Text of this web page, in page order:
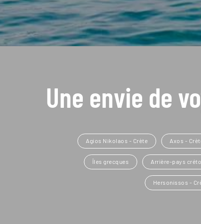
Une envie de
Agios Nikolaos - Crète Axos -
Îles grecques Arrière-pays
Hersonissos -